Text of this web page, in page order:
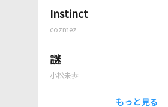
Instinct
cozmez
謎
小松未歩
もっと見る